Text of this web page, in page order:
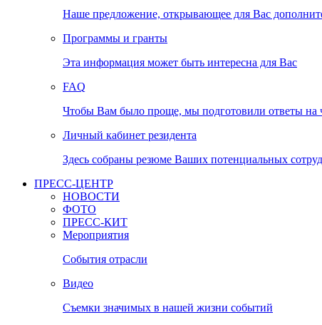
Наше предложение, открывающее для Вас
Программы и гранты
Эта информация может быть интересна для Вас
FAQ
Чтобы Вам было проще, мы подготовили ответы на
Личный кабинет резидента
Здесь собраны резюме Ваших потенциальных
ПРЕСС-ЦЕНТР
НОВОСТИ
ФОТО
ПРЕСС-КИТ
Мероприятия
События отрасли
Видео
Съемки значимых в нашей жизни событий